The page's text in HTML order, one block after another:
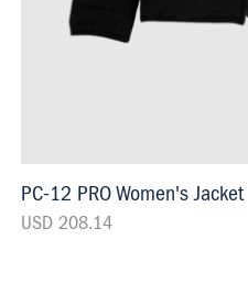
PC-12 PRO Women's Jacket
USD 208.14